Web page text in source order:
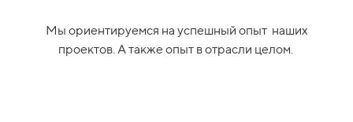
Мы ориентируемся на успешный опыт наших
проектов. А также опыт в отрасли целом.